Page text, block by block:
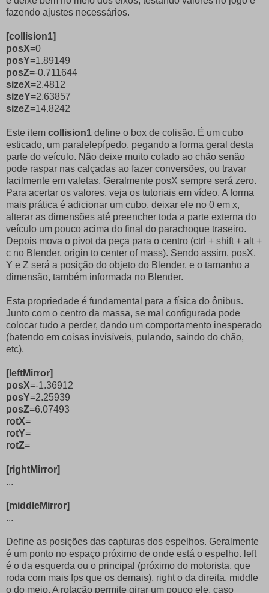
fazendo ajustes necessários.
[collision1]
posX=0
posY=1.89149
posZ=-0.711644
sizeX=2.4812
sizeY=2.63857
sizeZ=14.8242
Este item collision1 define o box de colisão. É um cubo
esticado, um paralelepípedo, pegando a forma geral desta
parte do veículo. Não deixe muito colado ao chão senão
pode raspar nas calçadas ao fazer conversões, ou travar
facilmente em valetas. Geralmente posX sempre será zero.
Para acertar os valores, veja os tutoriais em vídeo. A forma
mais prática é adicionar um cubo, deixar ele no 0 em x,
alterar as dimensões até preencher toda a parte externa do
veículo um pouco acima do final do parachoque traseiro.
Depois mova o pivot da peça para o centro (ctrl + shift + alt +
c no Blender, origin to center of mass). Sendo assim, posX,
Y e Z será a posição do objeto do Blender, e o tamanho a
dimensão, também informada no Blender.
Esta propriedade é fundamental para a física do ônibus.
Junto com o centro da massa, se mal configurada pode
colocar tudo a perder, dando um comportamento inesperado
(batendo em coisas invisíveis, pulando, saindo do chão,
etc).
[leftMirror]
posX=-1.36912
posY=2.25939
posZ=6.07493
rotX=
rotY=
rotZ=
[rightMirror]
...
[middleMirror]
...
Define as posições das capturas dos espelhos. Geralmente
é um ponto no espaço próximo de onde está o espelho. left
é o da esquerda ou o principal (próximo do motorista, que
roda com mais fps que os demais), right o da direita, middle
o do meio. A rotação permite girar um pouco ele, caso